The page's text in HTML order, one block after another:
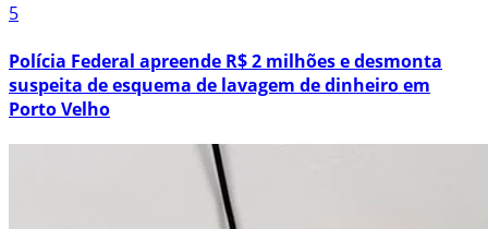
5
Polícia Federal apreende R$ 2 milhões e desmonta
suspeita de esquema de lavagem de dinheiro em
Porto Velho